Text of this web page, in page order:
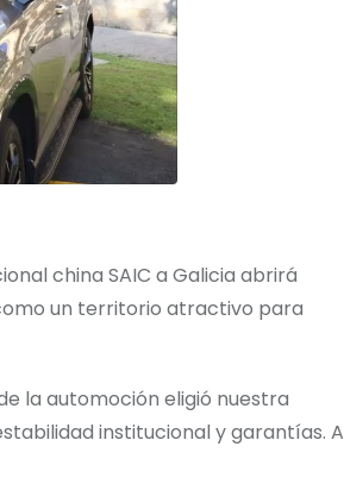
china SAIC a Galicia abrirá
un territorio atractivo para
la automoción eligió nuestra
institucional y garantías. A